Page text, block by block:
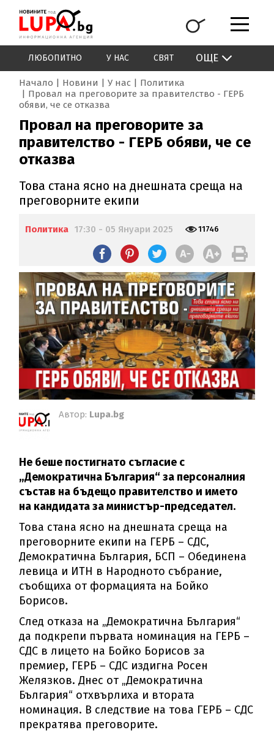
ЛЮБОПИТНО У НАС СВЯТ ОЩЕ
Начало Новини У нас
Политика
Провал на преговорите за правителство - ГЕРБ
обяви, че се отказва
Провал на преговорите за
правителство - ГЕРБ обяви, че се
отказва
Това стана ясно на днешната среща на
преговорните екипи
Политика 17:30 - 05 Януари 2025 11746
Автор: Lupa.bg
Не беше постигнато съгласие с
„Демократична България“ за персоналния
състав на бъдещо правителство и името
на кандидата за министър-председател.
Това стана ясно на днешната среща на
преговорните екипи на ГЕРБ – СДС,
Демократична България, БСП – Обединена
левица и ИТН в Народното събрание,
съобщиха от формацията на Бойко
Борисов.
След отказа на „Демократична България“
да подкрепи първата номинация на ГЕРБ –
СДС в лицето на Бойко Борисов за
премиер, ГЕРБ – СДС издигна Росен
Желязков. Днес от „Демократична
България“ отхвърлиха и втората
номинация. В следствие на това ГЕРБ – СДС
прекратява преговорите.